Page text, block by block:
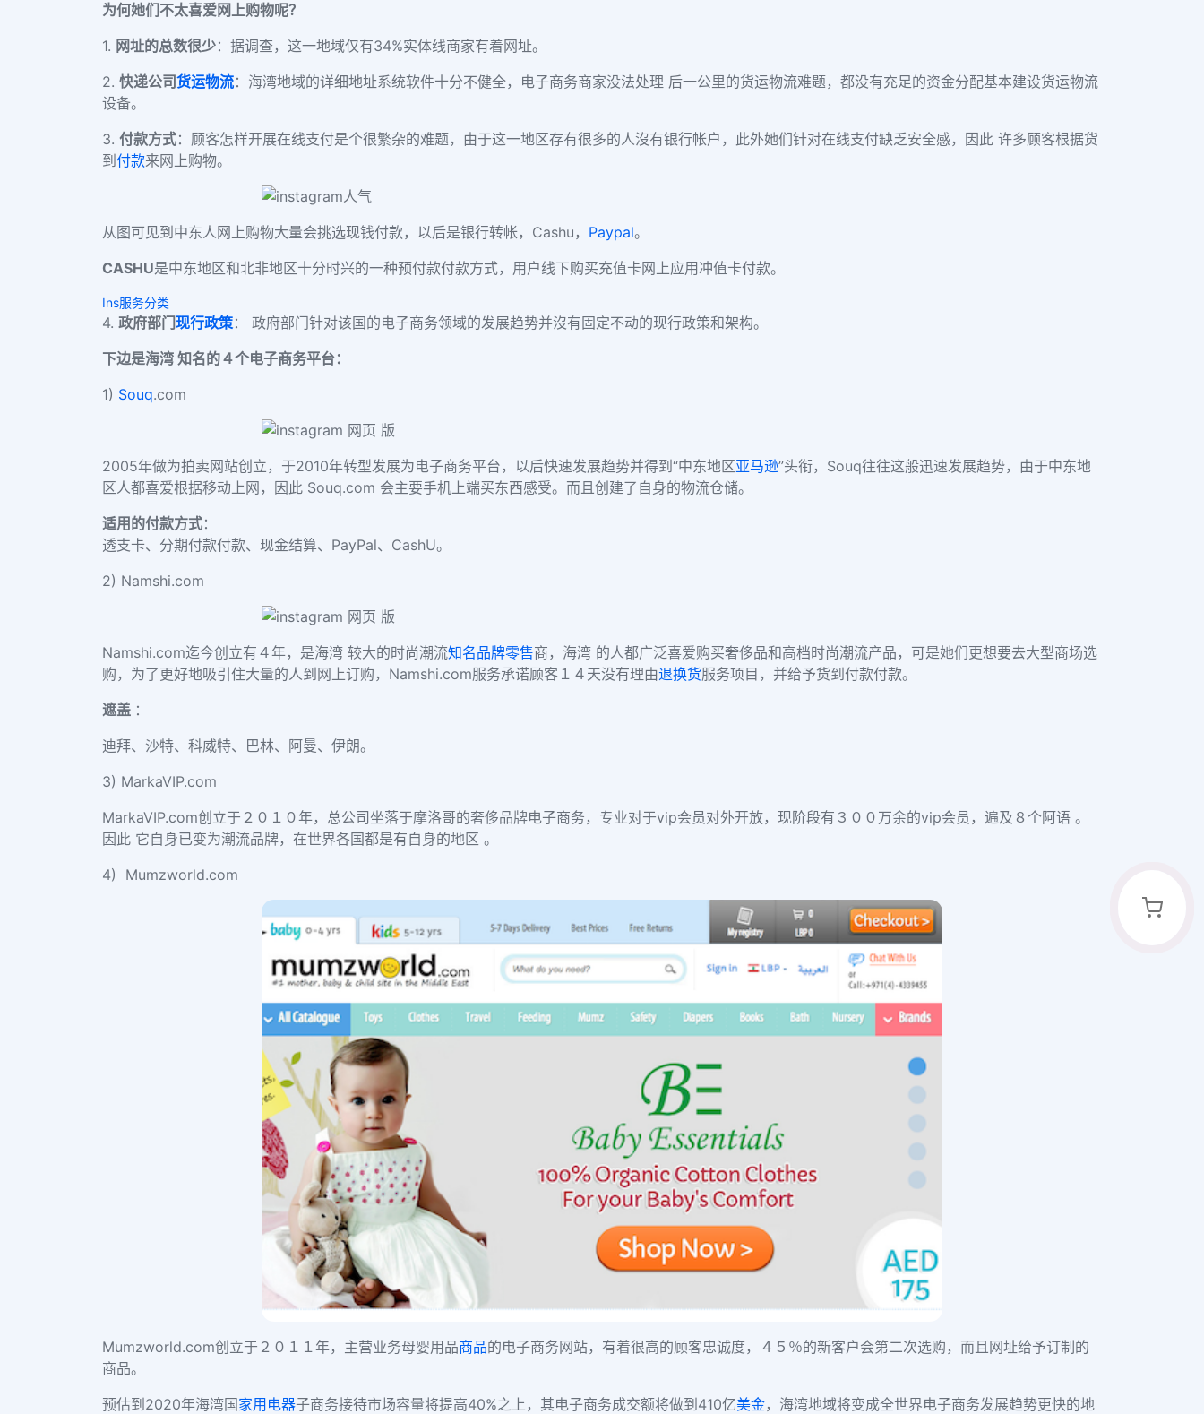
为何她们不太喜爱网上购物呢？
1. 网址的总数很少：据调查，这一地域仅有34%实体线商家有着网址。
2. 快递公司货运物流：海湾地域的详细地址系统软件十分不健全，电子商务商家没法处理 后一公里的货运物流难题，都没有充足的资金分配基本建设货运物流
设备。
3. 付款方式：顾客怎样开展在线支付是个很繁杂的难题，由于这一地区存有很多的人沒有银行帐户，此外她们针对在线支付缺乏安全感，因此 许多顾客根据货
到 付款来网上购物。
从图可见到中东人网上购物大量会挑选现钱付款，以后是银行转帐， Cashu， Paypal。
CASHU是中东地区和北非地区十分时兴的一种预付款付款方式，用户线下购买充值卡网上应用冲值卡付款。
Ins服务分类
4. 政府部门现行政策：
政府部门针对该国的电子商务领域的发展趋势并沒有固定不动的现行政策和架构。
下边是海湾 知名的４个电子商务平台：
1) Souq.com
2005年做为拍卖网站创立，于2010年转型发展为电子商务平台，以后快速发展趋势并得到“中东地区亚马逊”头衔，Souq往往这般迅速发展趋势，由于中东地
区人都喜爱根据移动上网，因此 Souq.com 会主要手机上端买东西感受。而且创建了自身的物流仓储。
适用的付款方式：
透支卡、分期付款付款、现金结算、 PayPal、CashU。
2) Namshi.com
Namshi.com迄今创立有４年，是海湾 较大的时尚潮流知名品牌零售商，海湾 的人都广泛喜爱购买奢侈品和高档时尚潮流产品，可是她们更想要去大型商场选
购，为了更好地吸引住大量的人到网上订购，Namshi.com服务承诺顾客１４天没有理由退换货服务项目，并给予货到付款付款。
遮盖 ：
迪拜、沙特、科威特、巴林、阿曼、伊朗。
3) MarkaVIP.com
MarkaVIP.com创立于２０１０年，总公司坐落于摩洛哥的奢侈品牌电子商务，专业对于vip会员对外开放，现阶段有３００万余的vip会员，遍及８个阿语 。
因此 它自身已变为潮流品牌，在世界各国都是有自身的地区 。
4) Mumzworld.com
Mumzworld.com创立于２０１１年，主营业务母婴用品商品的电子商务网站，有着很高的顾客忠诚度，４５％的新客户会第二次选购，而且网址给予订制的
商品。
预估到2020年海湾国家用电器子商务接待市场容量将提高40%之上，其电子商务成交额将做到410亿美金，海湾地域将变成全世界电子商务发展趋势更快的地